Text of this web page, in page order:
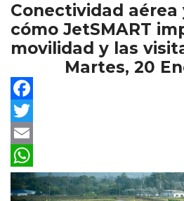
Conectividad aérea
cómo JetSMART
movilidad y las
Martes, 20
Facebook
Twitter
Email
WhatsApp